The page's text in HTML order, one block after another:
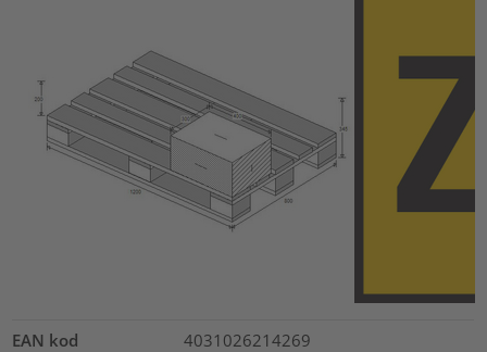
EAN kod
4031026214269